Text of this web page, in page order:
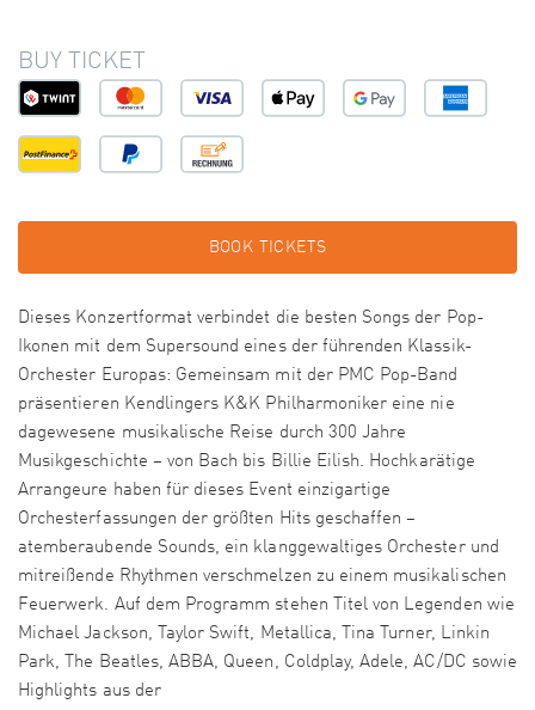
BUY TICKET
BOOK TICKETS
Dieses Konzertformat verbindet die besten Songs der Pop-
Ikonen mit dem Supersound eines der führenden Klassik-
Orchester Europas: Gemeinsam mit der PMC Pop-Band
präsentieren Kendlingers K&K Philharmoniker eine nie
dagewesene musikalische Reise durch 300 Jahre
Musikgeschichte – von Bach bis Billie Eilish. Hochkarätige
Arrangeure haben für dieses Event einzigartige
Orchesterfassungen der größten Hits geschaffen –
atemberaubende Sounds, ein klanggewaltiges Orchester und
mitreißende Rhythmen verschmelzen zu einem musikalischen
Feuerwerk. Auf dem Programm stehen Titel von Legenden wie
Michael Jackson, Taylor Swift, Metallica, Tina Turner, Linkin
Park, The Beatles, ABBA, Queen, Coldplay, Adele, AC/DC sowie
Highlights aus der